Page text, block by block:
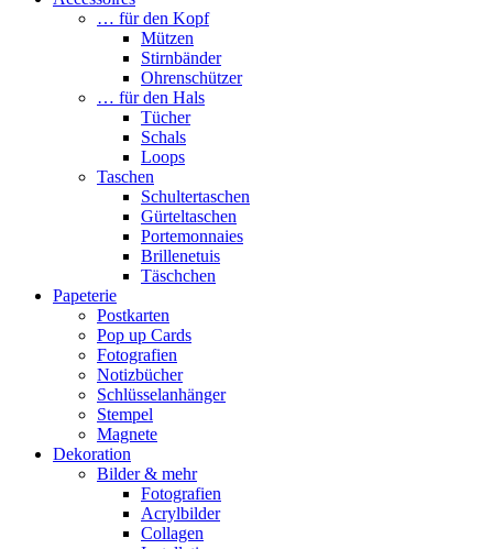
… für den Kopf
Mützen
Stirnbänder
Ohrenschützer
… für den Hals
Tücher
Schals
Loops
Taschen
Schultertaschen
Gürteltaschen
Portemonnaies
Brillenetuis
Täschchen
Papeterie
Postkarten
Pop up Cards
Fotografien
Notizbücher
Schlüsselanhänger
Stempel
Magnete
Dekoration
Bilder & mehr
Fotografien
Acrylbilder
Collagen